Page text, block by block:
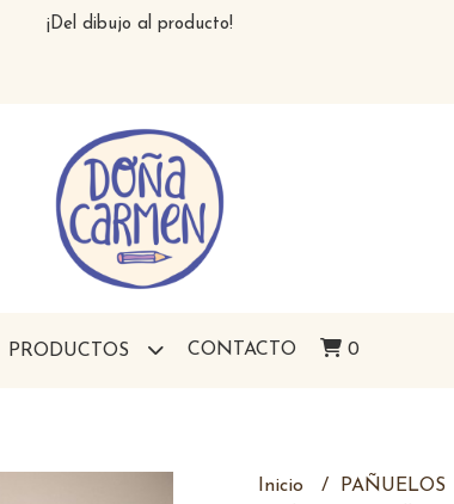
¡Del dibujo al producto!
PRODUCTOS CONTACTO 0
Inicio PAÑUELOS